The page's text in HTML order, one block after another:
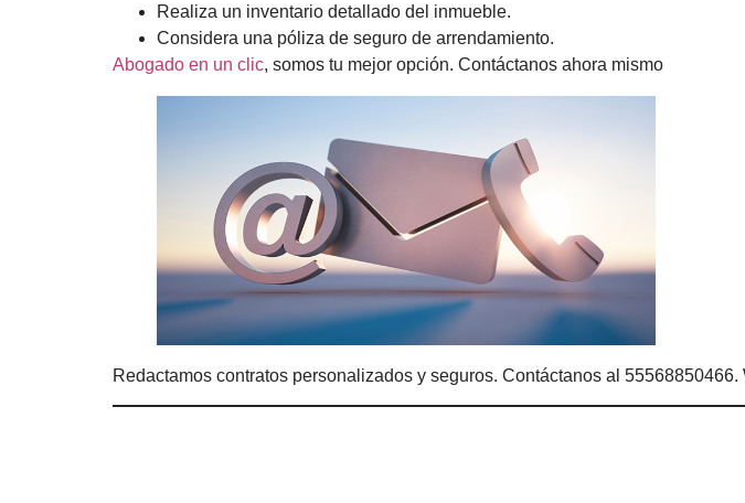
Realiza un inventario detallado del inmueble.
Considera una póliza de seguro de arrendamiento.
Abogado en un clic, somos tu mejor opción. Contáctanos ahora mismo
Redactamos contratos personalizados y seguros. Contáctanos al